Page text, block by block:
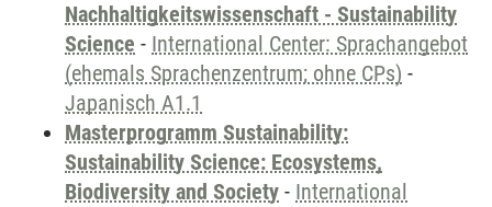
Nachhaltigkeitswissenschaft - Sustainability
Science - International Center: Sprachangebot
(ehemals Sprachenzentrum; ohne CPs) -
Japanisch A1.1
Masterprogramm Sustainability:
Sustainability Science: Ecosystems,
Biodiversity and Society - International